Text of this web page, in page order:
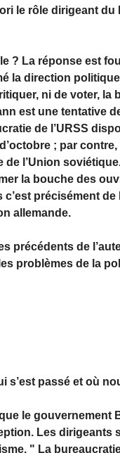
le rôle dirigeant
? La réponse est
la direction
ni de voter,
est une tentative
de l’URSS
; par
de l’Union
la bouche des
précisément
allemande.
précédents de
problèmes de la
s’est passé et où
le
Les
" La